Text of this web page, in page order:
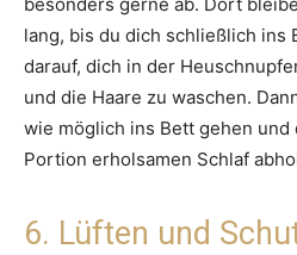
lang, bis du dich schließlich ins
darauf, dich in der
und die Haare zu waschen.
wie möglich ins Bett gehen
Portion erholsamen Schlaf
6. Lüften und